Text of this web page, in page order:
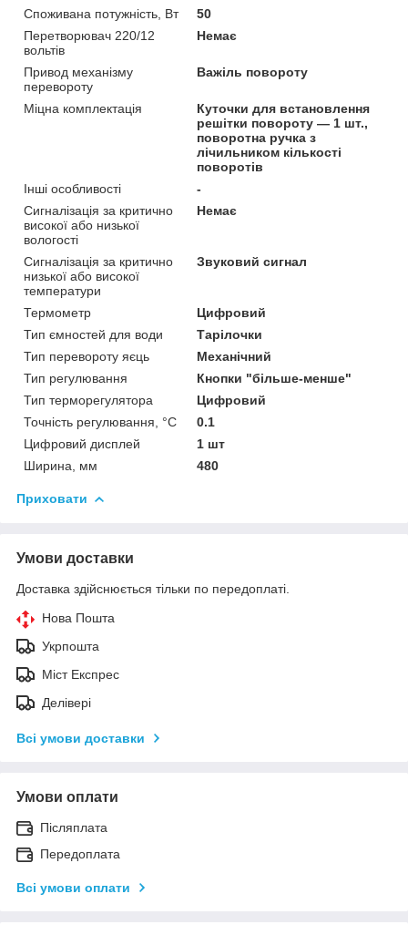
Споживана потужність, Вт
50
Перетворювач 220/12
вольтів
Немає
Привод механізму
перевороту
Важіль повороту
Міцна комплектація
Куточки для встановлення
решітки повороту — 1 шт.,
поворотна ручка з
лічильником кількості
поворотів
Інші особливості
-
Сигналізація за критично
високої або низької
вологості
Немає
Сигналізація за критично
низької або високої
температури
Звуковий сигнал
Термометр
Цифровий
Тип ємностей для води
Тарілочки
Тип перевороту яєць
Механічний
Тип регулювання
Кнопки "більше-менше"
Тип терморегулятора
Цифровий
Точність регулювання, °С
0.1
Цифровий дисплей
1 шт
Ширина, мм
480
Приховати
Умови доставки
Доставка здійснюється тільки по передоплаті.
Нова Пошта
Укрпошта
Міст Експрес
Делівері
Всі умови доставки
Умови оплати
Післяплата
Передоплата
Всі умови оплати